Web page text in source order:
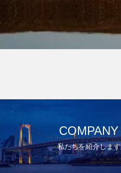
COMPANY
私たちを紹介します